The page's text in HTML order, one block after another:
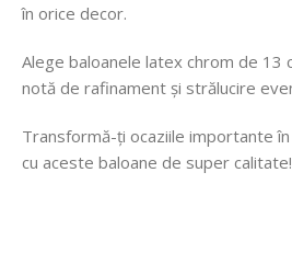
în orice decor.
Alege baloanele latex chrom de 13
notă de rafinament și strălucire
Transformă-ți ocaziile importante
cu aceste baloane de super calitate!